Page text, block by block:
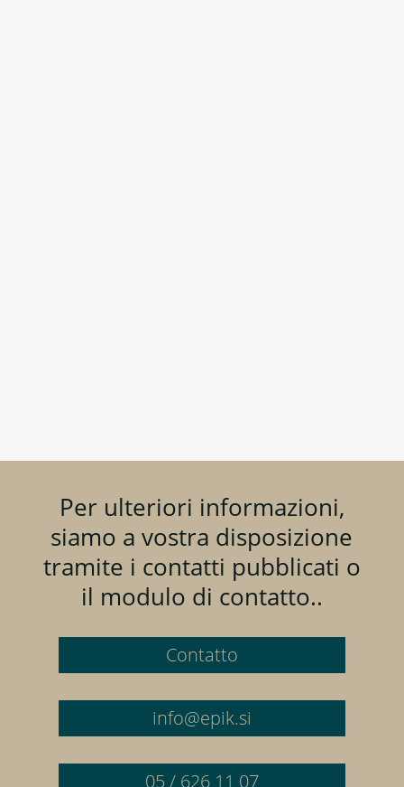
Per ulteriori informazioni,
siamo a vostra disposizione
tramite i contatti pubblicati o
il modulo di contatto..
Contatto
info@epik.si
05 / 626 11 07